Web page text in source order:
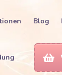
Blog